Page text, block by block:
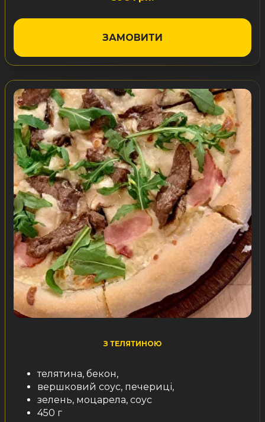
ЗАМОВИТИ
З ТЕЛЯТИНОЮ
телятина, бекон,
вершковий соус, печериці,
зелень, моцарела, соус
450 г